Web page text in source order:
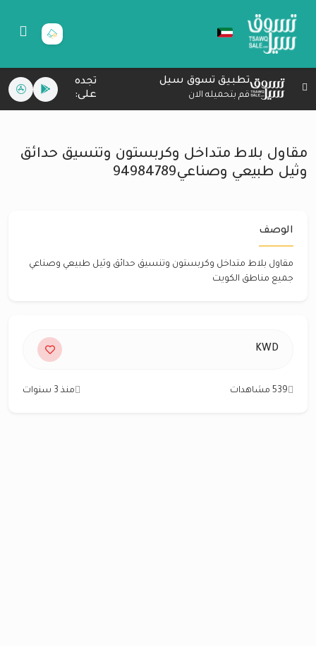
تطبيق تسوق سيل
قم بتحميله الان
تجده
على:
مقاول بلاط متداخل وكربستون وتنسيق حدائق
وثيل طبيعي وصناعي94984789
الوصف
مقاول بلاط متداخل وكربستون وتنسيق حدائق وثيل طبيعي وصناعي
جميع مناطق الكويت
KWD
539 مشاهدات منذ 3 سنوات